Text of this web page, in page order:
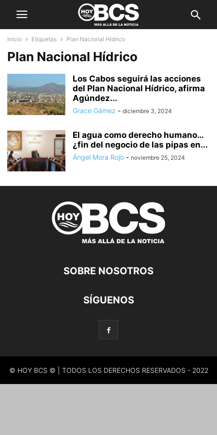
Inicio Etiquetas Plan Nacional Hídrico
Plan Nacional Hídrico
Los Cabos seguirá las acciones
del Plan Nacional Hídrico, afirma
Agúndez...
Grace Gámez - diciembre 3, 2024
El agua como derecho humano…
¿fin del negocio de las pipas en...
Ángel Mora Rojo - noviembre 25, 2024
SOBRE NOSOTROS
SÍGUENOS
© HOY BCS © | TODOS LOS DERECHOS RESERVADOS - 2022